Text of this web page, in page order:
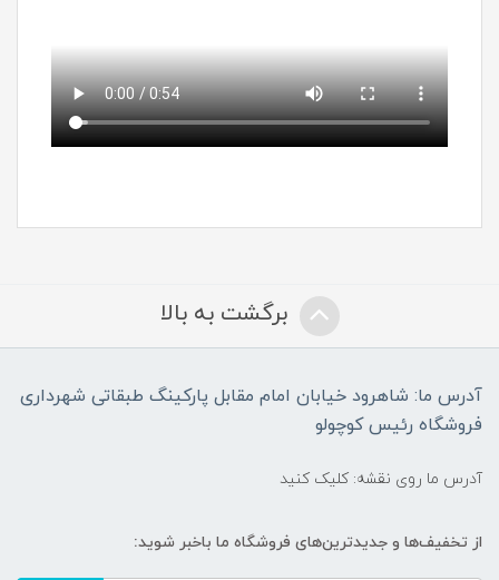
برگشت به بالا
آدرس ما: شاهرود خیابان امام مقابل پارکینگ طبقاتی شهرداری
فروشگاه رئیس کوچولو
آدرس ما روی نقشه: کلیک کنید
از تخفیف‌ها و جدیدترین‌های فروشگاه ما باخبر شوید: